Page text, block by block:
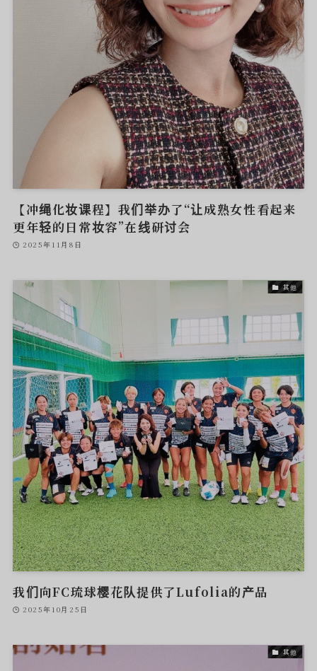
【冲绳化妆课程】我们举办了“让成熟女性看起来
更年轻的日常妆容”在线研讨会
2025年11月8日
其他
我们向FC琉球樱花队提供了Lufolia的产品
2025年10月25日
其他